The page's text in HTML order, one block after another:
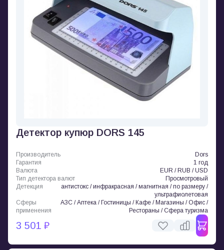
Детектор купюр DORS 145
Производитель
Dors
Гарантия
1 год
Валюта
EUR / RUB / USD
Тип детектора валют
Просмотровый
Детекция
антистокс / инфракрасная / магнитная / по размеру /
ультрафиолетовая
Сферы
применения
АЗС / Аптека / Гостиницы / Кафе / Магазины / Офис /
Рестораны / Сфера туризма
3 501 ₽